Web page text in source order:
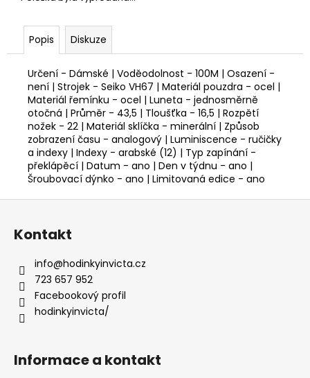
Popis Diskuze
Určení - Dámské | Voděodolnost - 100M | Osazení -
není | Strojek - Seiko VH67 | Materiál pouzdra - ocel |
Materiál řemínku - ocel | Luneta - jednosměrně
otočná | Průměr - 43,5 | Tloušťka - 16,5 | Rozpětí
nožek - 22 | Materiál sklíčka - minerální | Způsob
zobrazení času - analogový | Luminiscence - ručičky
a indexy | Indexy - arabské (12) | Typ zapínání -
překlápěcí | Datum - ano | Den v týdnu - ano |
Šroubovací dýnko - ano | Limitovaná edice - ano
Z
Kontakt
info@hodinkyinvicta.cz
723 657 952
Facebookový profil
hodinkyinvicta/
Informace a kontakt